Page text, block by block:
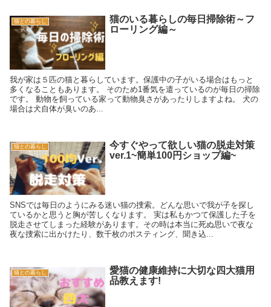
猫との暮らし
猫のいる暮らしの毎日掃除術～フ
ローリング編～
我が家は５匹の猫と暮らしています。保護中の子がいる場合はもっと
多くなることもあります。 そのため1番気を遣っているのが毎日の掃除
です。 動物を飼っている家って動物臭さがあったりしますよね。 犬の
場合は犬自体が臭いのあ...
猫との暮らし
今すぐやって欲しい猫の脱走対策
ver.1~簡単100円ショップ編~
SNSでは毎日のようにみる迷い猫の捜索。どんな思いで我が子を探し
ているかと思うと胸が苦しくなります。 実は私もかつて保護した子を
脱走させてしまった経験があります。その時は本当に死ぬ思いで夜な
夜な捜索に出かけたり、数千枚のポスティング、聞き込...
猫との暮らし
愛猫の健康維持に大切な四大猫用
品教えます!